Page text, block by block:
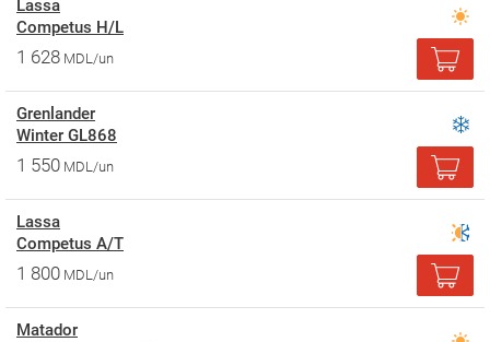
Lassa
Competus H/L
1 628 MDL/un
Grenlander
Winter GL868
1 550 MDL/un
Lassa
Competus A/T
1 800 MDL/un
Matador